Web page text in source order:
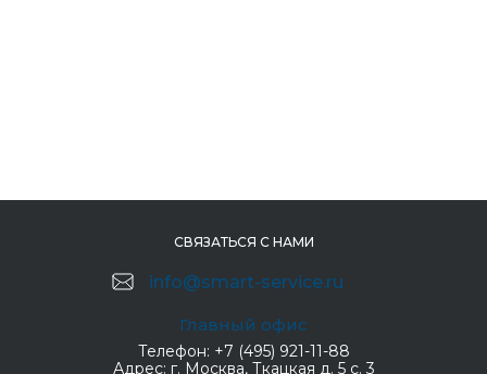
СВЯЗАТЬСЯ С НАМИ
info@smart-service.ru
Главный офис
Телефон: +7 (495) 921-11-88
Адрес: г. Москва, Ткацкая д. 5 с. 3